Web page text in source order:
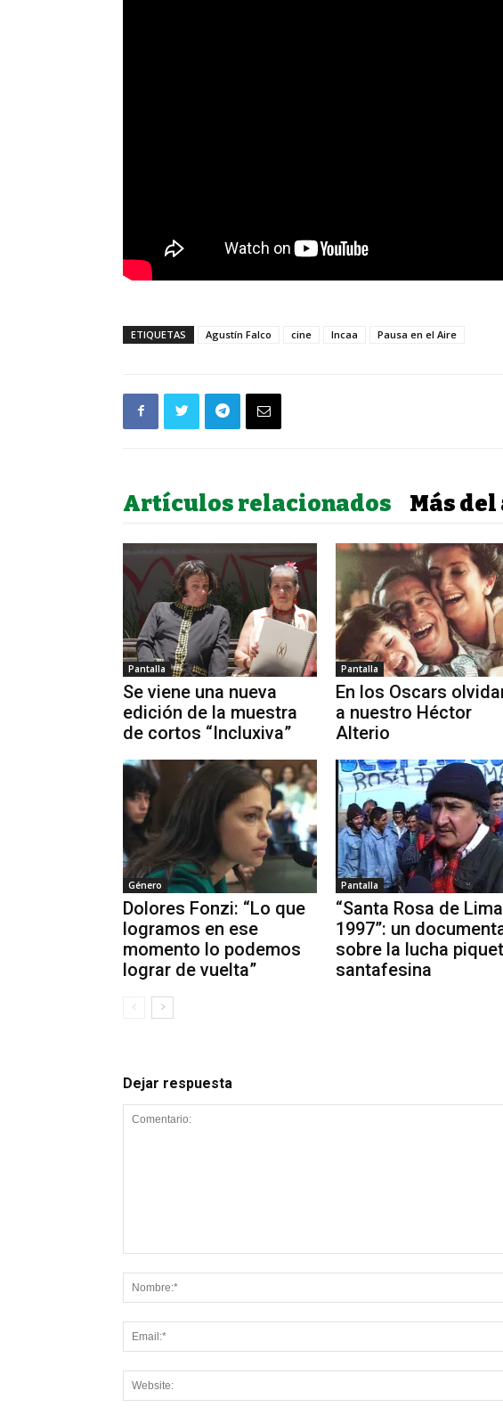
ETIQUETAS Agustín Falco cine Incaa Pausa en el Aire
Artículos relacionados Más
Pantalla
Se viene una nueva
edición de la muestra
de cortos “Incluxiva”
Pantalla
En los Oscars
a nuestro Héctor
Alterio
Género
Dolores Fonzi: “Lo que
logramos en ese
momento lo podemos
lograr de vuelta”
Pantalla
“Santa Rosa de Lima
1997”: un
sobre la lucha
santafesina
Dejar respuesta